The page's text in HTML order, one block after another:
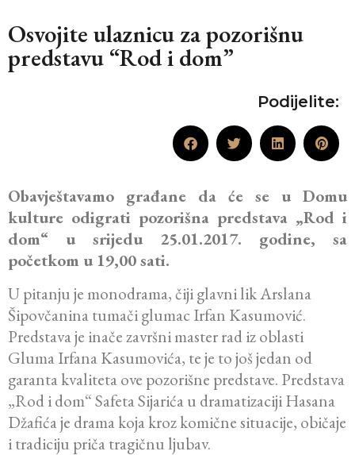
Osvojite ulaznicu za pozorišnu
predstavu “Rod i dom”
Podijelite:
Obavještavamo građane da će se u Domu
kulture odigrati pozorišna predstava „Rod i
dom“ u srijedu 25.01.2017. godine, sa
početkom u 19,00 sati.
U pitanju je monodrama, čiji glavni lik Arslana
Šipovčanina tumači glumac Irfan Kasumović.
Predstava je inače završni master rad iz oblasti
Gluma Irfana Kasumovića, te je to još jedan od
garanta kvaliteta ove pozorišne predstave. Predstava
„Rod i dom“ Safeta Sijarića u dramatizaciji Hasana
Džafića je drama koja kroz komične situacije, običaje
i tradiciju priča tragičnu ljubav.